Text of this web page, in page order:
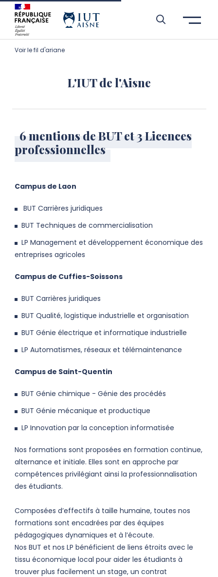
Aller à l’entête de page
Aller au menu principale
Aller au contenu principal
Aller à la recherche
Passer aux cookies
Aller au pied de page
Voir le fil d'ariane
L'IUT de l'Aisne
6 mentions de BUT et 3 Licences
professionnelles
Campus de Laon
BUT Carrières juridiques
BUT Techniques de commercialisation
LP Management et développement économique des
entreprises agricoles
Campus de Cuffies-Soissons
BUT Carrières juridiques
BUT Qualité, logistique industrielle et organisation
BUT Génie électrique et informatique industrielle
LP Automatismes, réseaux et télémaintenance
Campus de Saint-Quentin
BUT Génie chimique - Génie des procédés
BUT Génie mécanique et productique
LP Innovation par la conception informatisée
Nos formations sont proposées en formation continue,
alternance et initiale. Elles sont en approche par
compétences privilégiant ainsi la professionnalisation
des étudiants.
Composées d’effectifs à taille humaine, toutes nos
formations sont encadrées par des équipes
pédagogiques dynamiques et à l’écoute.
Nos BUT et nos LP bénéficient de liens étroits avec le
tissu économique local pour aider les étudiants à
trouver plus facilement un stage, un contrat